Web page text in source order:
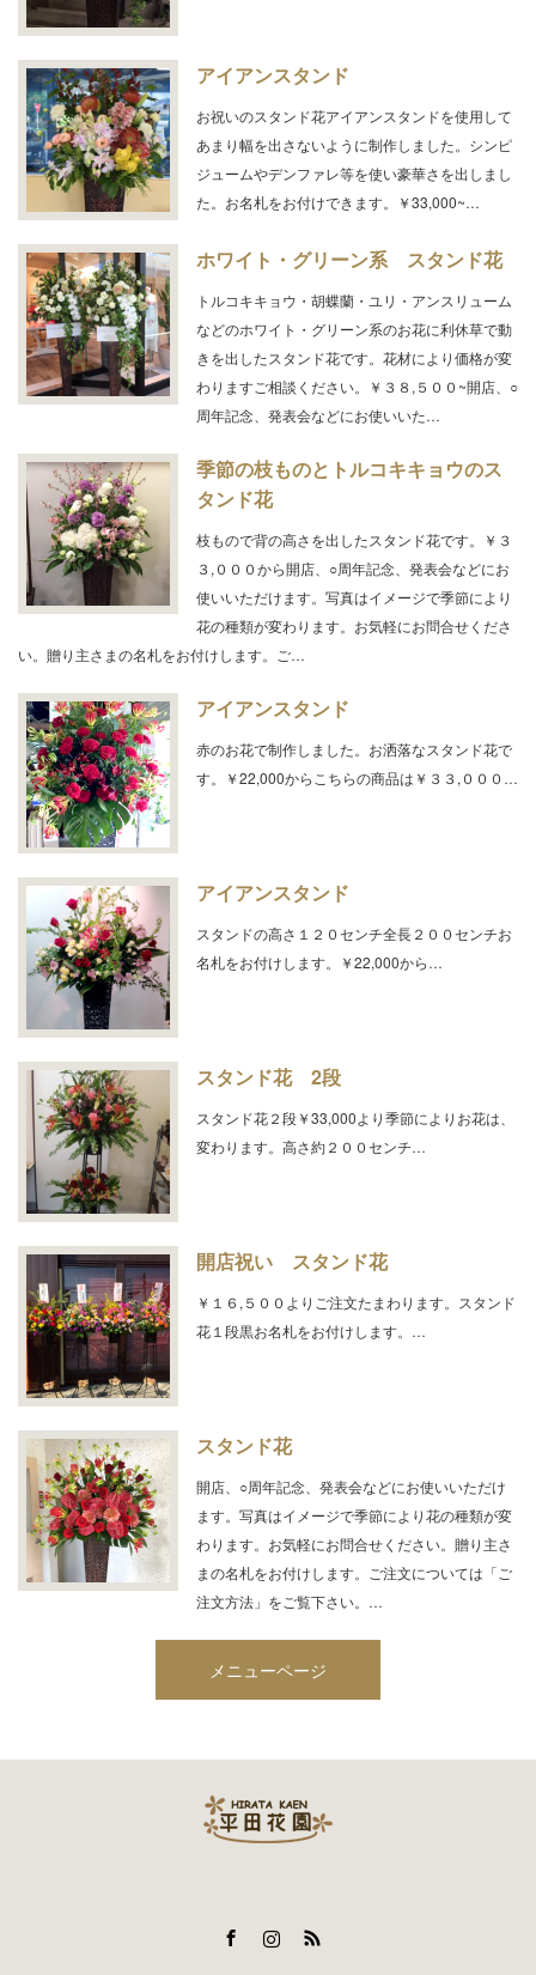
アイアンスタンド
お祝いのスタンド花アイアンスタンドを使用して
あまり幅を出さないように制作しました。シンピ
ジュームやデンファレ等を使い豪華さを出しまし
た。お名札をお付けできます。￥33,000~…
ホワイト・グリーン系 スタンド花
トルコキキョウ・胡蝶蘭・ユリ・アンスリューム
などのホワイト・グリーン系のお花に利休草で動
きを出したスタンド花です。花材により価格が変
わりますご相談ください。￥３８,５００~開店、○
周年記念、発表会などにお使いいた…
季節の枝ものとトルコキキョウのス
タンド花
枝もので背の高さを出したスタンド花です。￥３
３,０００から開店、○周年記念、発表会などにお
使いいただけます。写真はイメージで季節により
花の種類が変わります。お気軽にお問合せくださ
い。贈り主さまの名札をお付けします。ご…
アイアンスタンド
赤のお花で制作しました。お洒落なスタンド花で
す。￥22,000からこちらの商品は￥３３,０００…
アイアンスタンド
スタンドの高さ１２０センチ全長２００センチお
名札をお付けします。￥22,000から…
スタンド花 2段
スタンド花２段￥33,000より季節によりお花は、
変わります。高さ約２００センチ…
開店祝い スタンド花
￥１６,５００よりご注文たまわります。スタンド
花１段黒お名札をお付けします。…
スタンド花
開店、○周年記念、発表会などにお使いいただけ
ます。写真はイメージで季節により花の種類が変
わります。お気軽にお問合せください。贈り主さ
まの名札をお付けします。ご注文については「ご
注文方法」をご覧下さい。…
メニューページ